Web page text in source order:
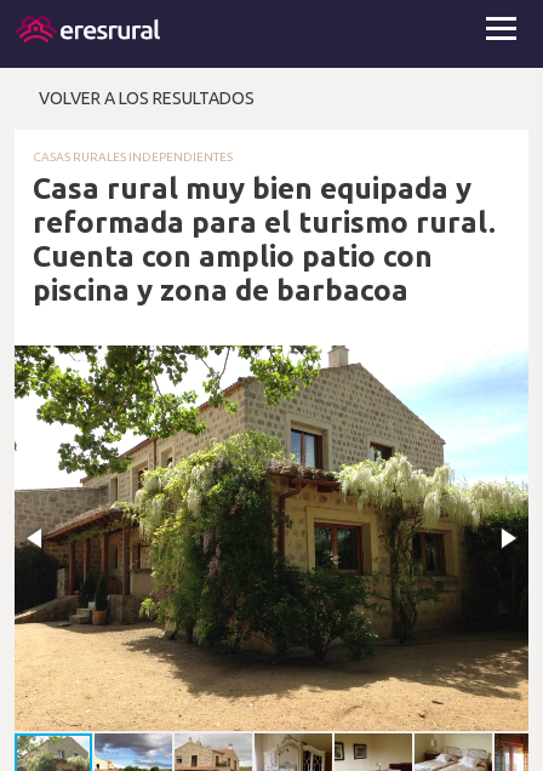
VOLVER A LOS RESULTADOS
CASAS RURALES INDEPENDIENTES
Casa rural muy bien equipada y
reformada para el turismo rural.
Cuenta con amplio patio con
piscina y zona de barbacoa